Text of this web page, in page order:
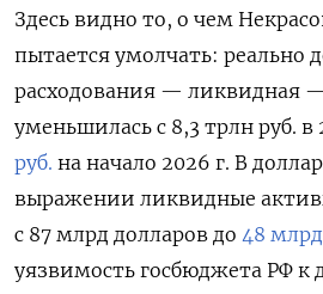
Здесь видно то, о чем
пытается умолчать: реально
расходования — ликвидная
уменьшилась с 8,3 трлн руб. в
руб. на начало 2026 г. В
выражении ликвидные
с 87 млрд долларов до 48 млрд
уязвимость госбюджета РФ к